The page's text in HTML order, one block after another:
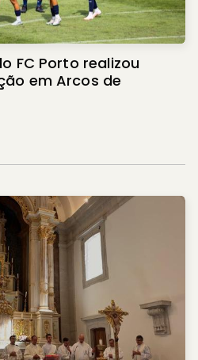
FC Porto realizou
em Arcos de